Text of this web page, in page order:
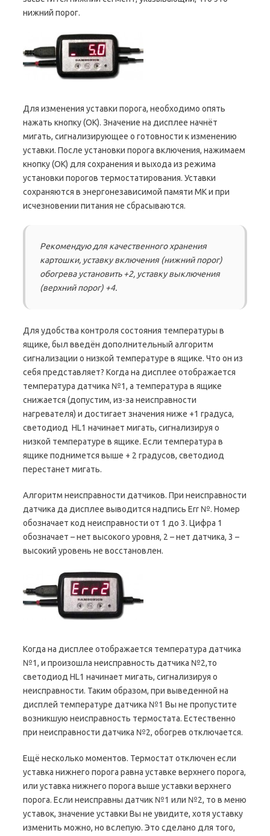
нижний порог.
Для изменения уставки порога, необходимо опять
нажать кнопку (ОК). Значение на дисплее начнёт
мигать, сигнализирующее о готовности к изменению
уставки. После установки порога включения, нажимаем
кнопку (ОК) для сохранения и выхода из режима
установки порогов термостатирования. Уставки
сохраняются в энергонезависимой памяти МК и при
исчезновении питания не сбрасываются.
Рекомендую для качественного хранения
картошки, уставку включения (нижний порог)
обогрева установить +2, уставку выключения
(верхний порог) +4.
Для удобства контроля состояния температуры в
ящике, был введён дополнительный алгоритм
сигнализации о низкой температуре в ящике. Что он из
себя представляет? Когда на дисплее отображается
температура датчика №1, а температура в ящике
снижается (допустим, из-за неисправности
нагревателя) и достигает значения ниже +1 градуса,
светодиод HL1 начинает мигать, сигнализируя о
низкой температуре в ящике. Если температура в
ящике поднимется выше + 2 градусов, светодиод
перестанет мигать.
Алгоритм неисправности датчиков. При неисправности
датчика да дисплее выводится надпись Err №. Номер
обозначает код неисправности от 1 до 3. Цифра 1
обозначает – нет высокого уровня, 2 – нет датчика, 3 –
высокий уровень не восстановлен.
Когда на дисплее отображается температура датчика
№1, и произошла неисправность датчика №2,то
светодиод HL1 начинает мигать, сигнализируя о
неисправности. Таким образом, при выведенной на
дисплей температуре датчика №1 Вы не пропустите
возникшую неисправность термостата. Естественно
при неисправности датчика №2, обогрев отключается.
Ещё несколько моментов. Термостат отключен если
уставка нижнего порога равна уставке верхнего порога,
или уставка нижнего порога выше уставки верхнего
порога. Если неисправны датчик №1 или №2, то в меню
уставок, значение уставки Вы не увидите, хотя уставку
изменить можно, но вслепую. Это сделано для того,